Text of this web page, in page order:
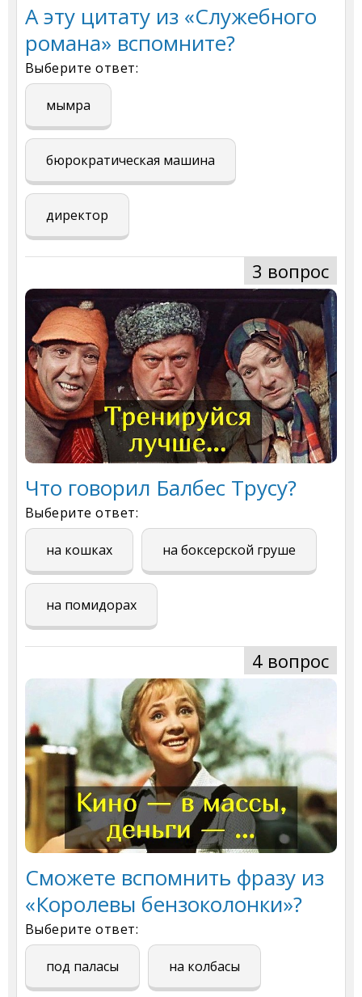
А эту цитату из «Служебного
романа» вспомните?
Выберите ответ:
мымра
бюрократическая машина
директор
3 вопрос
Что говорил Балбес Трусу?
Выберите ответ:
на кошках на боксерской груше
на помидорах
4 вопрос
Сможете вспомнить фразу из
«Королевы бензоколонки»?
Выберите ответ:
под паласы на колбасы